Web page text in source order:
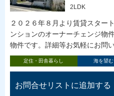
2LDK
２０２６年８月より賃貸スタ
ンションのオーナーチェンジ物
物件です。詳細等お気軽にお問
定住・田舎暮らし 海を望む
お問合せリストに追加する